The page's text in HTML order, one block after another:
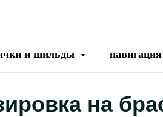
и шильды навигация
на